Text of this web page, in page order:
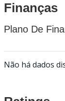
Finanças
Plano De
Não há dados